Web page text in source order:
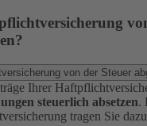
von der Steuer
Ihrer
steuerlich absetzen.
tragen Sie